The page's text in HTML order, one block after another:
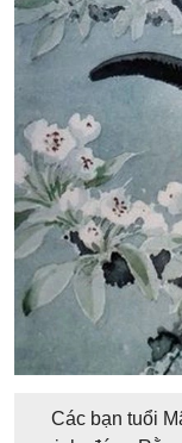
Các bạn tuổi